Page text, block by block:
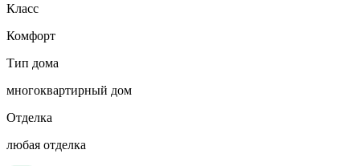
Класс
Комфорт
Тип дома
многоквартирный дом
Отделка
любая отделка